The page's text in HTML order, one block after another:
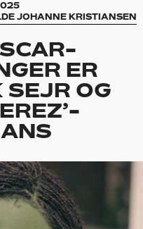
JOHANNE KRISTIANSEN
ER
SEJR OG